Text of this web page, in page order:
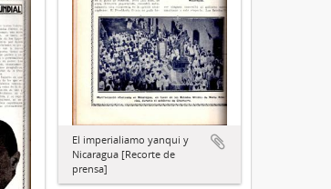
El imperialiamo yanqui y
Nicaragua [Recorte de
prensa]